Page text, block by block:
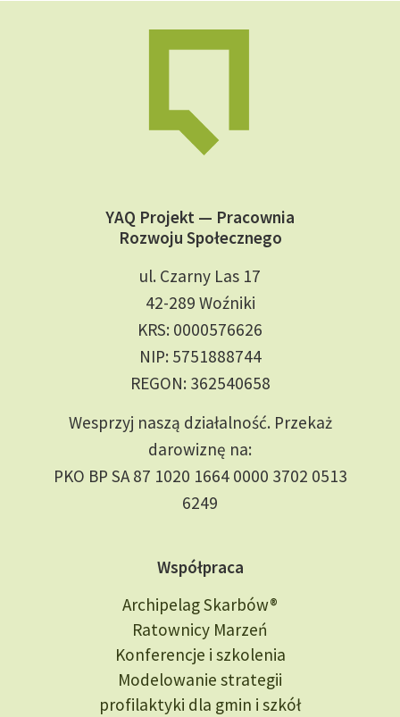
YAQ Projekt — Pracownia
Rozwoju Społecznego
ul. Czarny Las 17
42-289 Woźniki
KRS: 0000576626
NIP: 5751888744
REGON: 362540658
Wesprzyj naszą działalność. Przekaż
darowiznę na:
PKO BP SA 87 1020 1664 0000 3702 0513
6249
Współpraca
Archipelag Skarbów®
Ratownicy Marzeń
Konferencje i szkolenia
Modelowanie strategii
profilaktyki dla gmin i szkół